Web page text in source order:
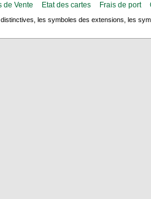
de Vente Etat des cartes Frais de port
les symboles des extensions, les